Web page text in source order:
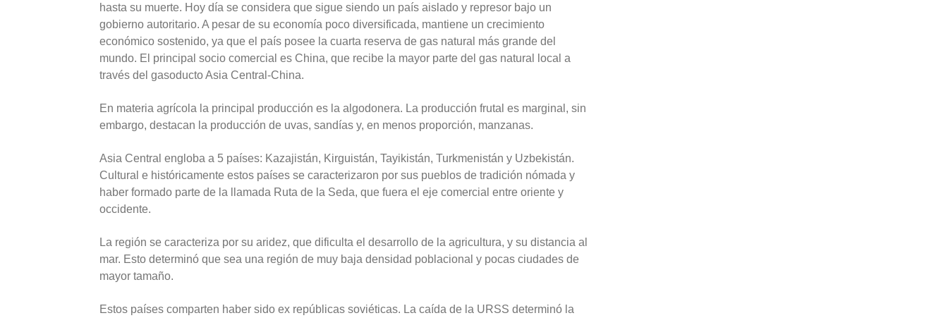
hasta su muerte. Hoy día se considera que sigue siendo un país aislado y represor bajo un
gobierno autoritario. A pesar de su economía poco diversificada, mantiene un crecimiento
económico sostenido, ya que el país posee la cuarta reserva de gas natural más grande del
mundo. El principal socio comercial es China, que recibe la mayor parte del gas natural local a
través del gasoducto Asia Central-China.
En materia agrícola la principal producción es la algodonera. La producción frutal es marginal, sin
embargo, destacan la producción de uvas, sandías y, en menos proporción, manzanas.
Asia Central engloba a 5 países: Kazajistán, Kirguistán, Tayikistán, Turkmenistán y Uzbekistán.
Cultural e históricamente estos países se caracterizaron por sus pueblos de tradición nómada y
haber formado parte de la llamada Ruta de la Seda, que fuera el eje comercial entre oriente y
occidente.
La región se caracteriza por su aridez, que dificulta el desarrollo de la agricultura, y su distancia al
mar. Esto determinó que sea una región de muy baja densidad poblacional y pocas ciudades de
mayor tamaño.
Estos países comparten haber sido ex repúblicas soviéticas. La caída de la URSS determinó la